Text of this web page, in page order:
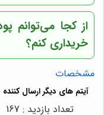
از کجا می‌توانم
خریداری کنم؟
مشخصات
تعداد بازدید : 167